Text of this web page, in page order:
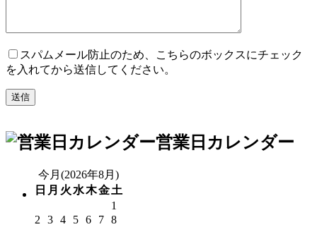
スパムメール防止のため、こちらのボックスにチェック
を入れてから送信してください。
営業日カレンダー
今月(2026年8月)
日 月 火 水木金土
1
2
3 4 5 6 7 8